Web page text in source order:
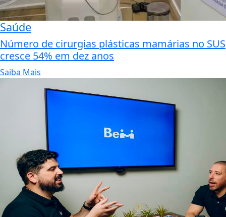
Saúde
Número de cirurgias plásticas mamárias no SUS
cresce 54% em dez anos
Saiba Mais